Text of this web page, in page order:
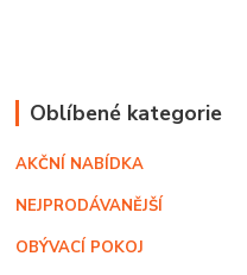
Oblíbené kategorie
AKČNÍ NABÍDKA
NEJPRODÁVANĚJŠÍ
OBÝVACÍ POKOJ